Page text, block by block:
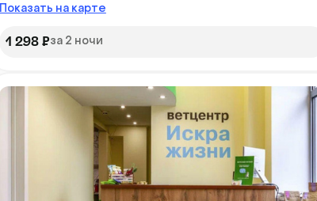
Показать на карте
1 298 ₽за 2 ночи